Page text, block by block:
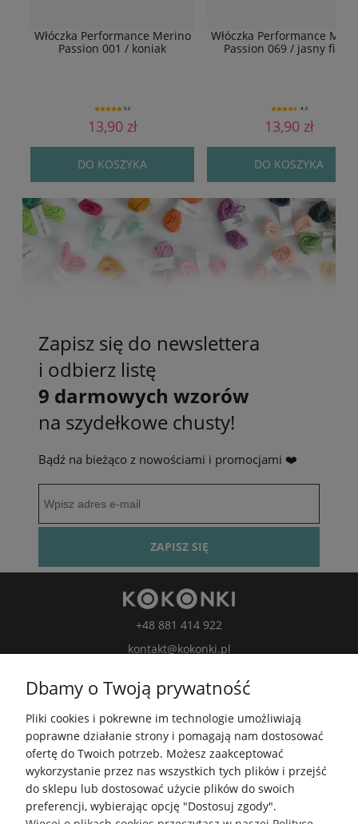
Włóczka Performance Merino
Passion 001 / koniak
5.0
13,90 zł
DO KOSZYKA
Włóczka Performance
Passion 069 / jasny fiolet
4.5
13,90 zł
DO KOSZYKA
Zapisz się do newslettera
i odbierz listę
9 darmowych wzorów
na szydełkowe chusty!
Bądź na bieżąco z nowościami i promocjami ❤️
ZAPISZ SIĘ
+48 881 414 922
kontakt@kokonki.pl
kokonki.motki
Kokonki.motki
Grupa FB
5.0
Średnia ocena kokonki.pl
Dbamy o Twoją prywatność
Pliki cookies i pokrewne im technologie umożliwiają
poprawne działanie strony i pomagają nam dostosować
ofertę do Twoich potrzeb. Możesz zaakceptować
wykorzystanie przez nas wszystkich tych plików i przejść
do sklepu lub dostosować użycie plików do swoich
preferencji, wybierając opcję "Dostosuj zgody".